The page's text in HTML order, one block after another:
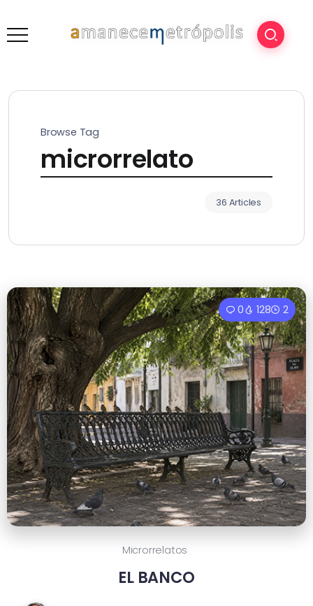
Browse Tag
microrrelato
36 Articles
0 128 2
Microrrelatos
EL BANCO